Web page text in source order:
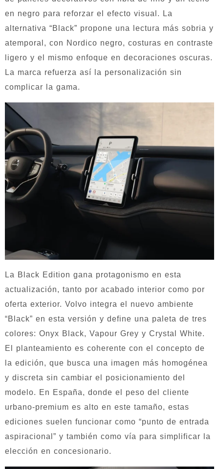
en negro para reforzar el efecto visual. La
alternativa “Black” propone una lectura más sobria y
atemporal, con Nordico negro, costuras en contraste
ligero y el mismo enfoque en decoraciones oscuras.
La marca refuerza así la personalización sin
complicar la gama.
La Black Edition gana protagonismo en esta
actualización, tanto por acabado interior como por
oferta exterior. Volvo integra el nuevo ambiente
“Black” en esta versión y define una paleta de tres
colores: Onyx Black, Vapour Grey y Crystal White.
El planteamiento es coherente con el concepto de
la edición, que busca una imagen más homogénea
y discreta sin cambiar el posicionamiento del
modelo. En España, donde el peso del cliente
urbano-premium es alto en este tamaño, estas
ediciones suelen funcionar como “punto de entrada
aspiracional” y también como vía para simplificar la
elección en concesionario.